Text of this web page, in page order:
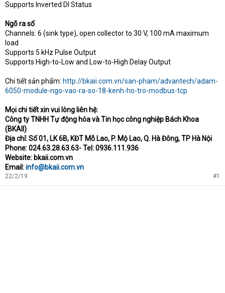
Supports Inverted DI Status
Ngõ ra số
Channels: 6 (sink type), open collector to 30 V, 100 mA maximum
load
Supports 5 kHz Pulse Output
Supports High-to-Low and Low-to-High Delay Output
Chi tiết sản phẩm: http://bkaii.com.vn/san-pham/advantech/adam-
6050-module-ngo-vao-ra-so-18-kenh-ho-tro-modbus-tcp
Mọi chi tiết xin vui lòng liên hệ:
Công ty TNHH Tự động hóa và Tin học công nghiệp Bách Khoa
(BKAII)
Địa chỉ: Số 01, LK 6B, KĐT Mỗ Lao, P. Mộ Lao, Q. Hà Đông, TP Hà Nội
Phone: 024.63.28.63.63- Tel: 0936.111.936
Website: bkaii.com.vn
Email:info@bkaii.com.vn
22/2/19 #1